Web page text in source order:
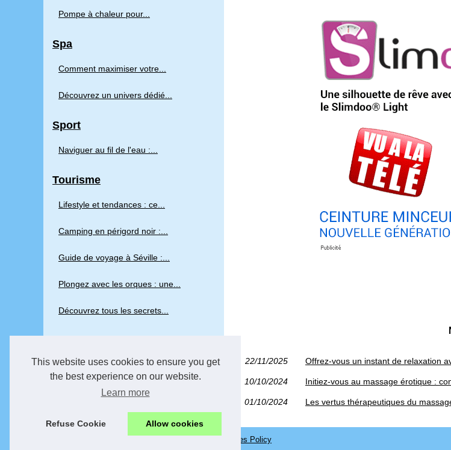
This website uses cookies to ensure you get
the best experience on our website.
Learn more
Refuse Cookie Allow cookies
22/11/2025 Offrez-vous un instant de relaxation
10/10/2024 Initiez-vous au massage érotique :
01/10/2024 Les vertus thérapeutiques du
Pompe à chaleur pour...
Spa
Comment maximiser votre...
Découvrez un univers dédié...
Sport
Naviguer au fil de l'eau :...
Tourisme
Lifestyle et tendances : ce...
Camping en périgord noir :...
Guide de voyage à Séville :...
Plongez avec les orques : une...
Découvrez tous les secrets...
Cookies Policy